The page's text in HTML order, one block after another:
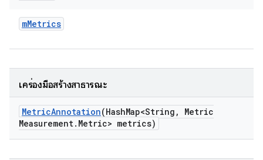
mMetrics
เครื่องมือสร้างสาธารณะ
MetricAnnotation(HashMap<String ,
Metric
Measurement. Metric> metrics)